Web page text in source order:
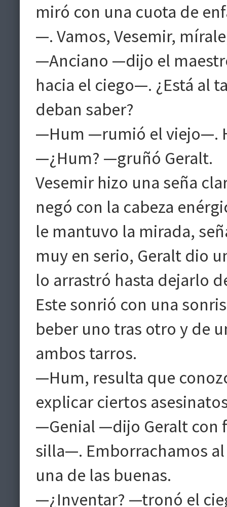
miró con una cuota de
—. Vamos, Vesemir,
—Anciano —dijo el
hacia el ciego—. ¿Está al
deban saber?
—Hum —rumió el viejo—.
—¿Hum? —gruñó Geralt.
Vesemir hizo una seña
negó con la cabeza
le mantuvo la mirada,
muy en serio, Geralt dio
lo arrastró hasta dejarlo
Este sonrió con una
beber uno tras otro y de
ambos tarros.
—Hum, resulta que
explicar ciertos
—Genial —dijo Geralt con
silla—. Emborrachamos
una de las buenas.
—¿Inventar? —tronó el